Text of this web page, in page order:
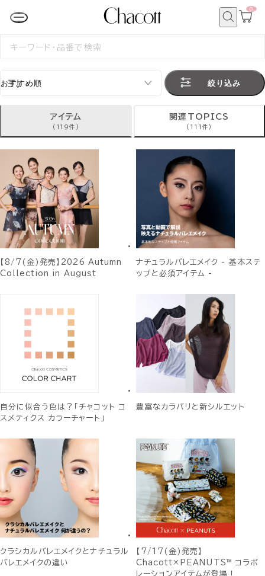
カ
0
検
絞り込み
アイテム
(119件)
関連TOPICS
(111件)
【8/7(金)発売】2026 Autumn
Collection in August
ナチュラルバレエメイク - 基本ステ
ップと必須アイテム -
自分に似合う色は？「チャコット コ
スメティクス カラーチャート」
豊富なカラバリと新シルエット
クラシカルバレエメイクとナチュラル
バレエメイクの違い
【7/17(金)発売】
Chacott×PEANUTS™ コラボ
レーションアイテムが登場！